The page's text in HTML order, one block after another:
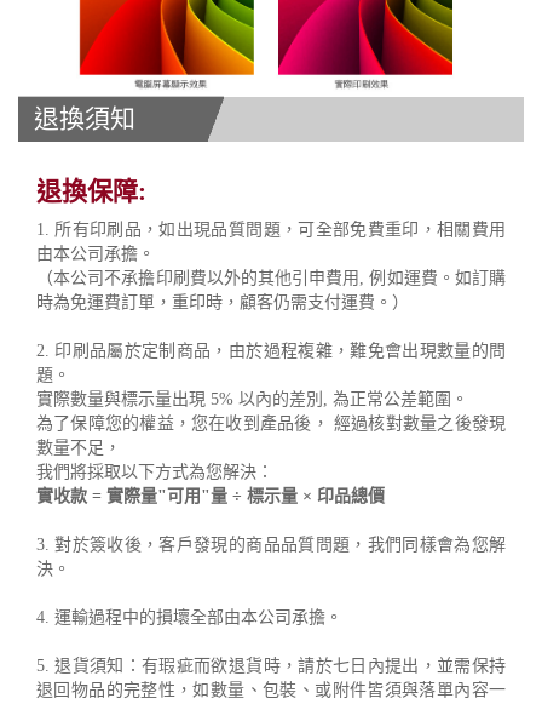
退換須知
退換保障:
1. 所有印刷品，如出現品質問題，可全部免費重印，相關費用
由本公司承擔。
（本公司不承擔印刷費以外的其他引申費用, 例如運費。如訂購
時為免運費訂單，重印時，顧客仍需支付運費。）
2. 印刷品屬於定制商品，由於過程複雜，難免會出現數量的問
題。
實際數量與標示量出現 5% 以內的差別, 為正常公差範圍。
為了保障您的權益，您在收到產品後， 經過核對數量之後發現
數量不足，
我們將採取以下方式為您解決：
實收款 = 實際量"可用"量 ÷ 標示量 × 印品總價
3. 對於簽收後，客戶發現的商品品質問題，我們同樣會為您解
決。
4. 運輸過程中的損壞全部由本公司承擔。
5. 退貨須知：有瑕疵而欲退貨時，請於七日內提出，並需保持
退回物品的完整性，如數量、包裝、或附件皆須與落單內容一